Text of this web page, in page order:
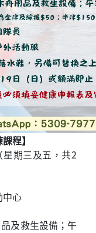
程】
期三及五，共2
中心
及救生設備；午